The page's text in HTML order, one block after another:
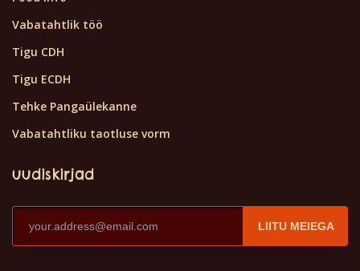
Vabatahtlik töö
Tigu CDH
Tigu ECDH
Tehke Pangaülekanne
Vabatahtliku taotluse vorm
uudiskirjad
LIITU MEIEGA